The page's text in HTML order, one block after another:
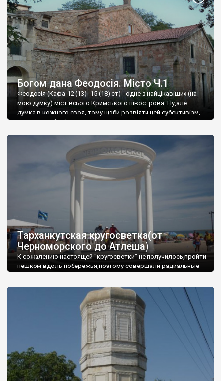
Богом дана Феодосія. Місто Ч.1
Феодосія (Кафа-12 (13) -15 (18) ст) - одне з найцікавіших (на
мою думку) міст всього Кримського півострова .Ну,але
думка в кожного своя, тому щоби розвіяти цей субєктивізм,
запрошую відвідати це
Тарханкутская кругосветка(от
Черноморского до Атлеша)
К сожалению настоящей "кругосветки" не получилось,пройти
пешком вдоль побережья,поэтому совершали радиальные